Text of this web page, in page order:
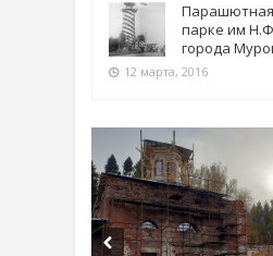
парке им
города
12 марта, 2016